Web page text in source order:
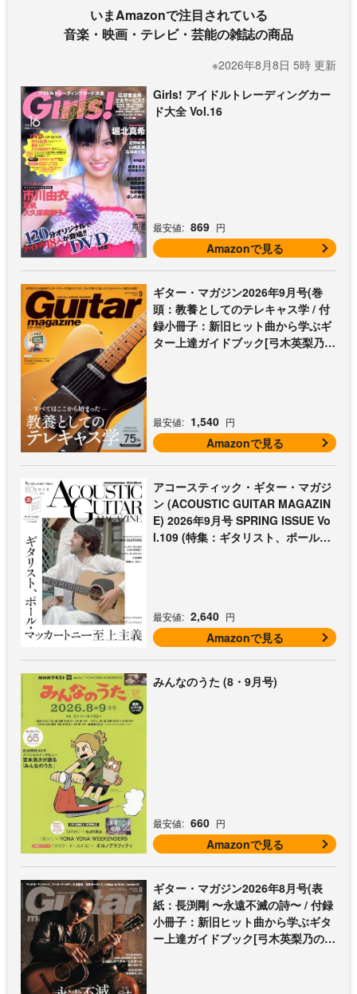
いまAmazonで注目されている
音楽・映画・テレビ・芸能の雑誌の商品
※2026年8月8日 5時 更新
Girls! アイドルトレーディングカー
ド大全 Vol.16
最安値: 869 円
Amazonで見る
ギター・マガジン2026年9月号(巻
頭：教養としてのテレキャス学 / 付
録小冊子：新旧ヒット曲から学ぶギ
ター上達ガイドブック[弓木英梨乃の
最安値: 1,540 円
Amazonで見る
アコースティック・ギター・マガジ
ン (ACOUSTIC GUITAR MAGAZIN
E) 2026年9月号 SPRING ISSUE Vo
l.109 (特集：ギタリスト、ポール・
最安値: 2,640 円
Amazonで見る
みんなのうた (8・9月号)
最安値: 660 円
Amazonで見る
ギター・マガジン2026年8月号(表
紙：長渕剛 〜永遠不滅の詩〜 / 付録
小冊子：新旧ヒット曲から学ぶギタ
ー上達ガイドブック[弓木英梨乃の放